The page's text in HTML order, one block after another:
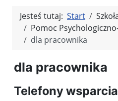
Jesteś tutaj: Start
Pomoc
dla pracownika
dla pracownika
Telefony